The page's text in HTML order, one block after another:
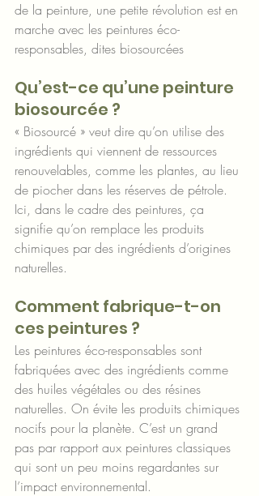
de la peinture, une petite révolution est en
marche avec les peintures éco-
responsables, dites biosourcées
Qu’est-ce qu’une peinture
biosourcée ?
« Biosourcé » veut dire qu’on utilise des
ingrédients qui viennent de ressources
renouvelables, comme les plantes, au lieu
de piocher dans les réserves de pétrole.
Ici, dans le cadre des peintures, ça
signifie qu’on remplace les produits
chimiques par des ingrédients d’origines
naturelles.
Comment fabrique-t-on
ces peintures ?
Les peintures éco-responsables sont
fabriquées avec des ingrédients comme
des huiles végétales ou des résines
naturelles. On évite les produits chimiques
nocifs pour la planète. C’est un grand
pas par rapport aux peintures classiques
qui sont un peu moins regardantes sur
l’impact environnemental.